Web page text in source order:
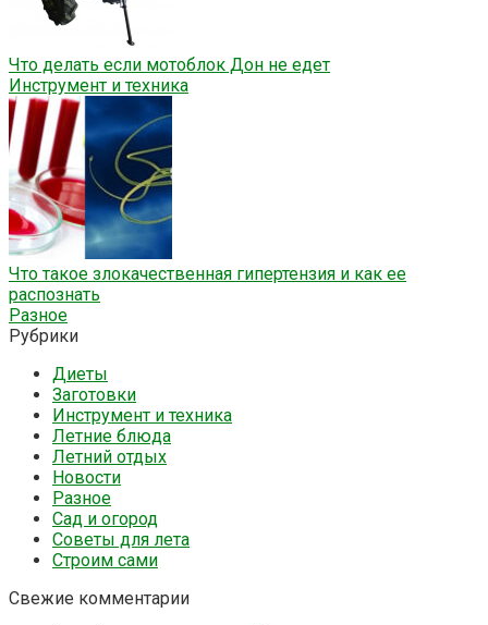
Что делать если мотоблок Дон не едет
Инструмент и техника
Что такое злокачественная гипертензия и как ее
распознать
Разное
Рубрики
Диеты
Заготовки
Инструмент и техника
Летние блюда
Летний отдых
Новости
Разное
Сад и огород
Советы для лета
Строим сами
Свежие комментарии